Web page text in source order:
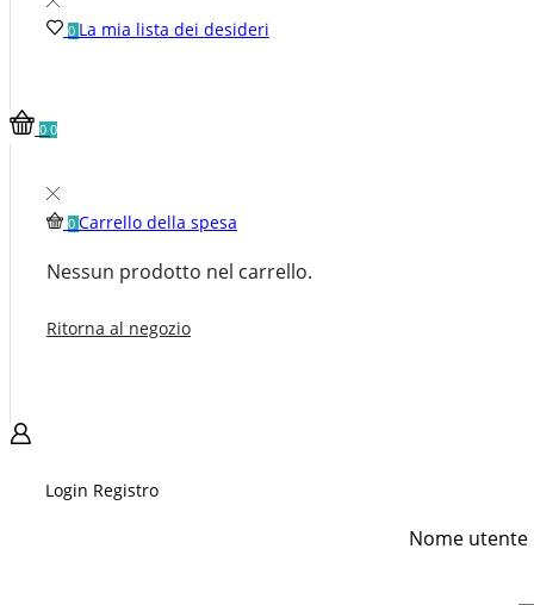
0 La mia lista dei desideri
0 0
0 Carrello della spesa
Nessun prodotto nel carrello.
Ritorna al negozio
Login Registro
Nome